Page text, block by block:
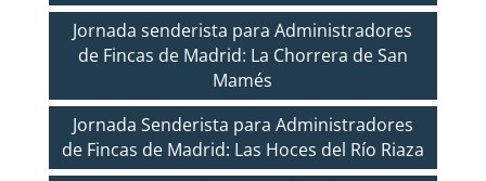
Jornada senderista para Administradores
de Fincas de Madrid: La Chorrera de San
Mamés
Jornada Senderista para Administradores
de Fincas de Madrid: Las Hoces del Río Riaza